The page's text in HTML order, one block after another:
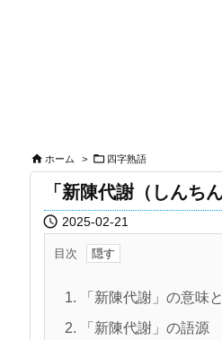
 ホーム >  四字熟語
「新陳代謝（しんち
 2025-02-21
目次
1. 「新陳代謝」の意味
2. 「新陳代謝」の語源